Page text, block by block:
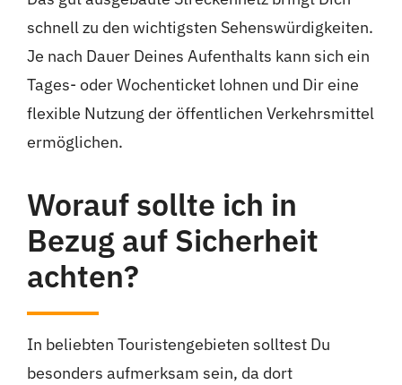
schnell zu den wichtigsten Sehenswürdigkeiten.
Je nach Dauer Deines Aufenthalts kann sich ein
Tages- oder Wochenticket lohnen und Dir eine
flexible Nutzung der öffentlichen Verkehrsmittel
ermöglichen.
Worauf sollte ich in
Bezug auf Sicherheit
achten?
In beliebten Touristengebieten solltest Du
besonders aufmerksam sein, da dort